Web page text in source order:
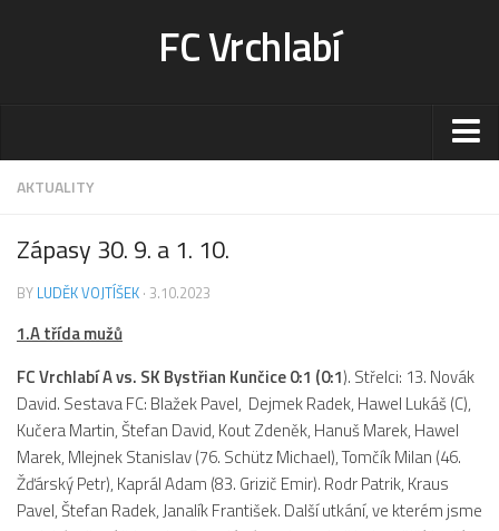
FC Vrchlabí
Stadion
Kontakt-rezervace
Ceník
Fotogalerie
Klub
Kontakt
Vedení
Historie
Dokumenty
AKTUALITY
Zápasy 30. 9. a 1. 10.
BY LUDĚK VOJTÍŠEK · 3.10.2023
1.A třída mužů
FC Vrchlabí A vs. SK Bystřian Kunčice 0:1 (0:1). Střelci: 13. Novák
David. Sestava FC: Blažek Pavel, Dejmek Radek, Hawel Lukáš (C),
Kučera Martin, Štefan David, Kout Zdeněk, Hanuš Marek, Hawel
Marek, Mlejnek Stanislav (76. Schütz Michael), Tomčík Milan (46.
Žďárský Petr), Kaprál Adam (83. Grizič Emir). Rodr Patrik, Kraus
Pavel, Štefan Radek, Janalík František. Další utkání, ve kterém jsme